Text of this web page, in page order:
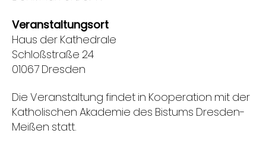
Veranstaltungsort
Haus der Kathedrale
Schloßstraße 24
01067 Dresden
Die Veranstaltung findet in Kooperation mit der
Katholischen Akademie des Bistums Dresden-
Meißen statt.